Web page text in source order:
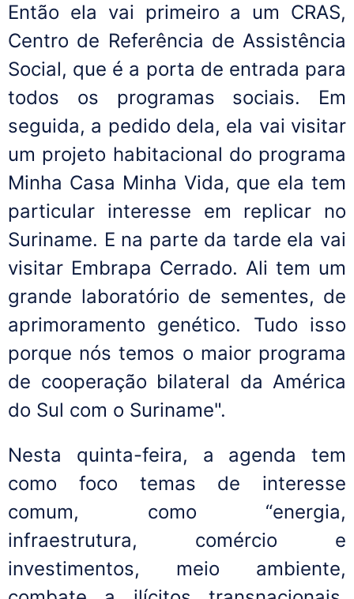
Então ela vai primeiro a um CRAS,
Centro de Referência de Assistência
Social, que é a porta de entrada para
todos os programas sociais. Em
seguida, a pedido dela, ela vai visitar
um projeto habitacional do programa
Minha Casa Minha Vida, que ela tem
particular interesse em replicar no
Suriname. E na parte da tarde ela vai
visitar Embrapa Cerrado. Ali tem um
grande laboratório de sementes, de
aprimoramento genético. Tudo isso
porque nós temos o maior programa
de cooperação bilateral da América
do Sul com o Suriname".
Nesta quinta-feira, a agenda tem
como foco temas de interesse
comum, como “energia,
infraestrutura, comércio e
investimentos, meio ambiente,